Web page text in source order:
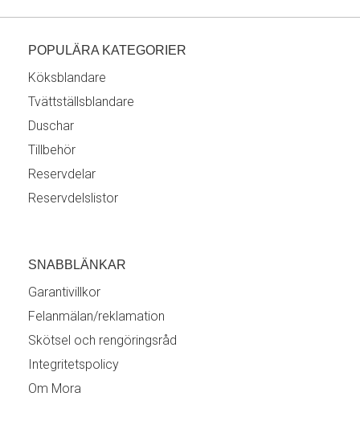
POPULÄRA KATEGORIER
Köksblandare
Tvättställsblandare
Duschar
Tillbehör
Reservdelar
Reservdelslistor
SNABBLÄNKAR
Garantivillkor
Felanmälan/reklamation
Skötsel och rengöringsråd
Integritetspolicy
Om Mora